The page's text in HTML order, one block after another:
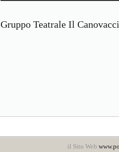
Gruppo Teatrale Il
il Sito Web